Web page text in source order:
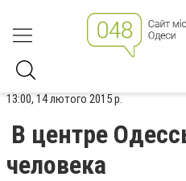
13:00, 14 лютого 2015 р.
В центре
человека